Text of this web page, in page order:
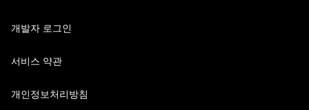
개발자 로그인
서비스 약관
개인정보처리방침